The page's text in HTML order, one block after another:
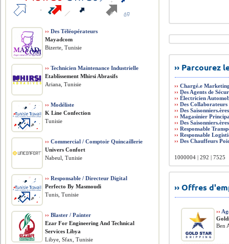
››
››Chargé.e
››Des Agents de
››Électricien
››Des Collaborateurs
››Des
››Magasinier
››Des
››Responsable
››Responsable
››Des Chauffeurs
1000004 | 292 | 7525
›› Offres
››
Ben
›› Des Téléopérateurs
Mayadcom
Bizerte, Tunisie
›› Technicien Maintenance Industrielle
Etablissement Mhirsi Abrasifs
Ariana, Tunisie
›› Modéliste
K Line Confection
Tunisie
›› Commercial / Comptoir Quincaillerie
Univers Confort
Nabeul, Tunisie
›› Responsable / Directeur Digital
Perfecto By Masmoudi
Tunis, Tunisie
›› Blaster / Painter
Ezar For Engineering And Technical
Services Libya
Libye, Sfax, Tunisie